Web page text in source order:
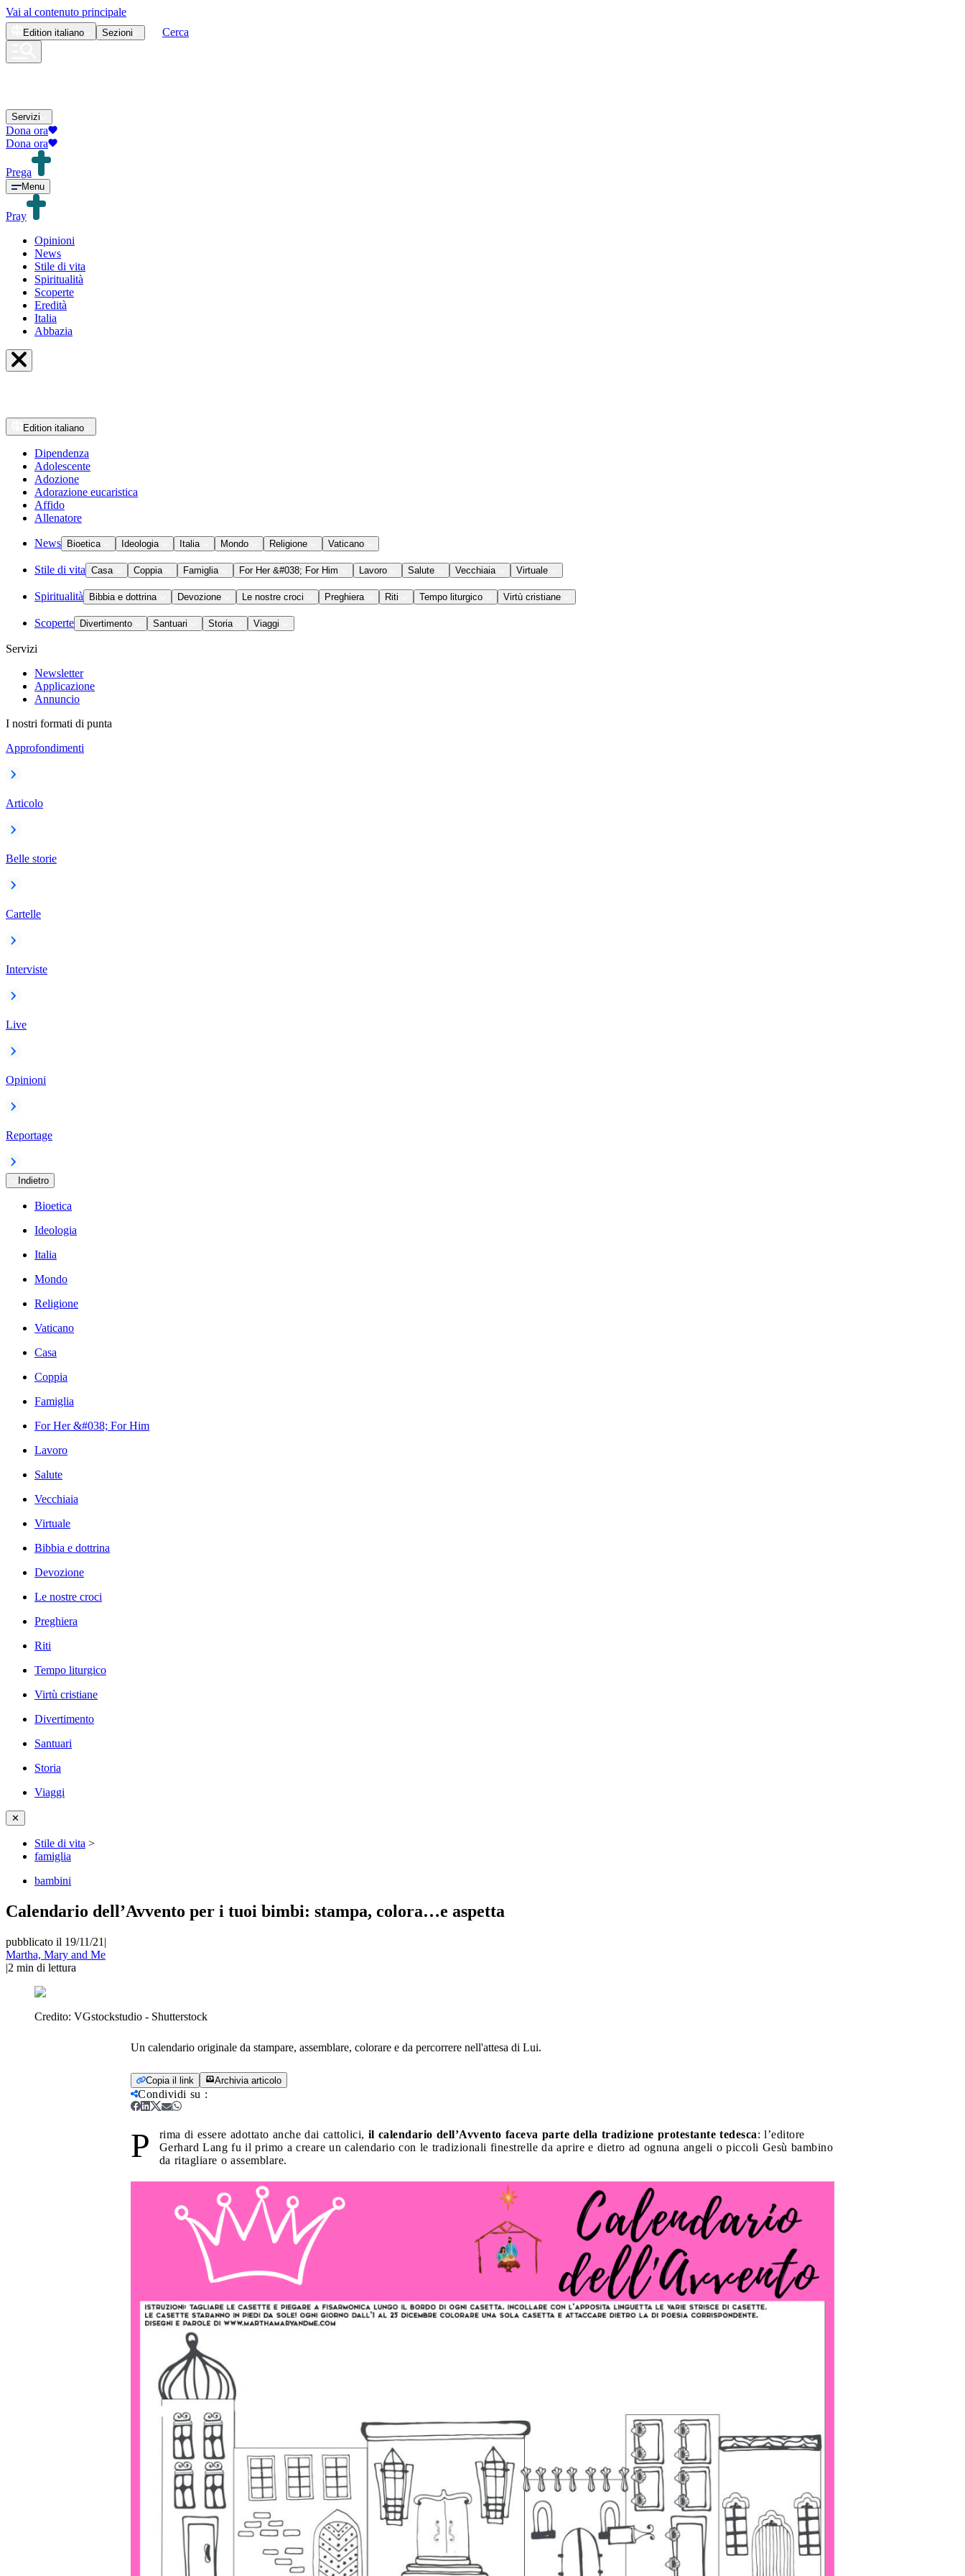
Vai al contenuto principale
Edition italiano Sezioni Cerca
Servizi
Dona ora
Dona ora
Prega
Menu
Pray
Opinioni
News
Stile di vita
Spiritualità
Scoperte
Eredità
Italia
Abbazia
Edition italiano
Dipendenza
Adolescente
Adozione
Adorazione eucaristica
Affido
Allenatore
News Bioetica Ideologia Italia Mondo Religione Vaticano
Stile di vita Casa Coppia Famiglia For Her &#038; For Him Lavoro Salute Vecchiaia Virtuale
Spiritualità Bibbia e dottrina Devozione Le nostre croci Preghiera Riti Tempo liturgico Virtù cristiane
Scoperte Divertimento Santuari Storia Viaggi
Servizi
Newsletter
Applicazione
Annuncio
I nostri formati di punta
Approfondimenti
Articolo
Belle storie
Cartelle
Interviste
Live
Opinioni
Reportage
Indietro
Bioetica
Ideologia
Italia
Mondo
Religione
Vaticano
Casa
Coppia
Famiglia
For Her &#038; For Him
Lavoro
Salute
Vecchiaia
Virtuale
Bibbia e dottrina
Devozione
Le nostre croci
Preghiera
Riti
Tempo liturgico
Virtù cristiane
Divertimento
Santuari
Storia
Viaggi
✕
Stile di vita >
famiglia
bambini
Calendario dell’Avvento per i tuoi bimbi: stampa, colora…e aspetta
pubblicato il 19/11/21 |
Martha, Mary and Me
|2 min di lettura
Credito: VGstockstudio - Shutterstock
Un calendario originale da stampare, assemblare, colorare e da percorrere nell'attesa di Lui.
Copia il link Archivia articolo
Condividi su :
P rima di essere adottato anche dai cattolici, il calendario dell’Avvento faceva parte della tradizione protestante tedesca: l’editore
Gerhard Lang fu il primo a creare un calendario con le tradizionali finestrelle da aprire e dietro ad ognuna angeli o piccoli Gesù bambino
da ritagliare o assemblare.